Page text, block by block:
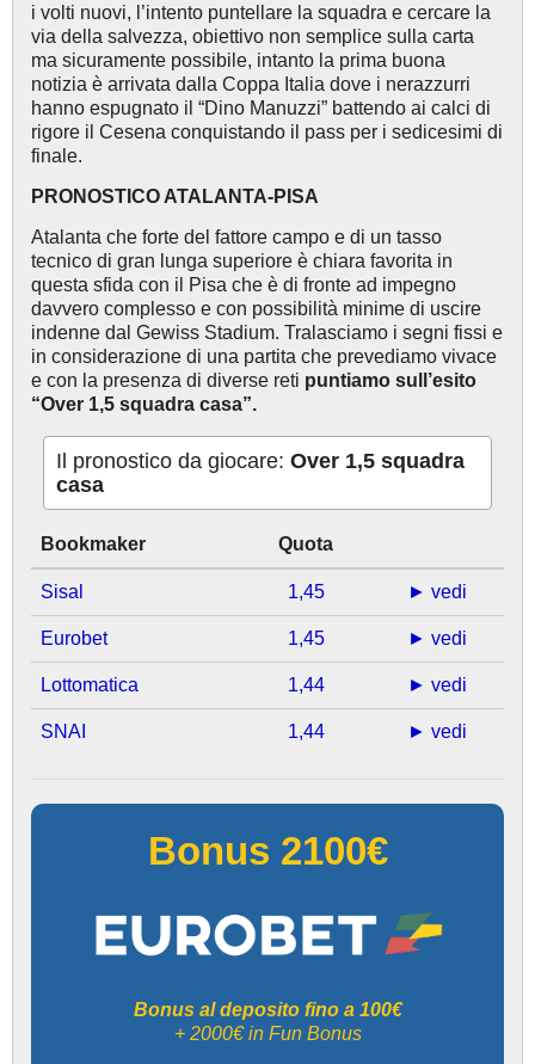
i volti nuovi, l’intento puntellare la squadra e cercare la
via della salvezza, obiettivo non semplice sulla carta
ma sicuramente possibile, intanto la prima buona
notizia è arrivata dalla Coppa Italia dove i nerazzurri
hanno espugnato il “Dino Manuzzi” battendo ai calci di
rigore il Cesena conquistando il pass per i sedicesimi di
finale.
PRONOSTICO ATALANTA-PISA
Atalanta che forte del fattore campo e di un tasso
tecnico di gran lunga superiore è chiara favorita in
questa sfida con il Pisa che è di fronte ad impegno
davvero complesso e con possibilità minime di uscire
indenne dal Gewiss Stadium. Tralasciamo i segni fissi e
in considerazione di una partita che prevediamo vivace
e con la presenza di diverse reti puntiamo sull’esito
“Over 1,5 squadra casa”.
Il pronostico da giocare: Over 1,5 squadra
casa
Bookmaker Quota
Sisal 1,45 ► vedi
Eurobet 1,45 ► vedi
Lottomatica 1,44 ► vedi
SNAI 1,44 ► vedi
Bonus 2100€
Bonus al deposito fino a 100€
+ 2000€ in Fun Bonus